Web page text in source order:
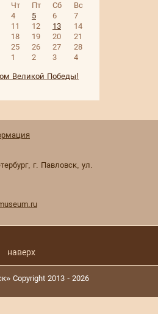
Чт Пт Сб
Вс
4 5 6
7
11 12 13
14
18 19 20
21
25 26 27
28
1 2 3 4
Великой Победы!
, г. Павловск ул.
наверх
Copyright 2013 - 2026